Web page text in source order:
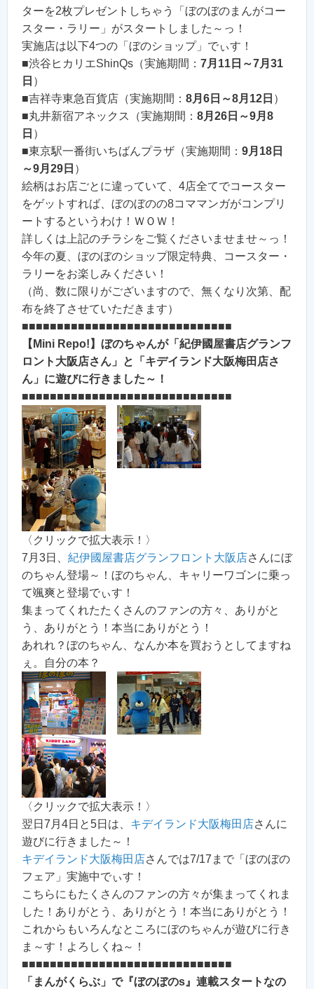
ターを2枚プレゼントしちゃう「ぼのぼのまんがコー
スター・ラリー」がスタートしました～っ！
実施店は以下4つの「ぼのショップ」でぃす！
■渋谷ヒカリエShinQs（実施期間： 7月11日～7月31
日 ）
■吉祥寺東急百貨店（実施期間： 8月6日～8月12日 ）
■丸井新宿アネックス（実施期間： 8月26日～9月8
日 ）
■東京駅一番街いちばんプラザ（実施期間： 9月18日
～9月29日 ）
絵柄はお店ごとに違っていて、4店全てでコースター
をゲットすれば、ぼのぼのの8コママンガがコンプリ
ートするというわけ！ＷＯＷ！
詳しくは上記のチラシをご覧くださいませませ～っ！
今年の夏、ぼのぼのショップ限定特典、コースター・
ラリーをお楽しみください！
（尚、数に限りがございますので、無くなり次第、配
布を終了させていただきます）
■■■■■■■■■■■■■■■■■■■■■■■■■■■■■■
【Mini Repo!】ぼのちゃんが「紀伊國屋書店グランフ
ロント大阪店さん」と「キデイランド大阪梅田店さ
ん」に遊びに行きました～！
■■■■■■■■■■■■■■■■■■■■■■■■■■■■■■
〈クリックで拡大表示！〉
7月3日、 紀伊國屋書店グランフロント大阪店さんにぼ
のちゃん登場～！ぼのちゃん、キャリーワゴンに乗っ
て颯爽と登場でぃす！
集まってくれたたくさんのファンの方々、ありがと
う、ありがとう！本当にありがとう！
あれれ？ぼのちゃん、なんか本を買おうとしてますね
ぇ。自分の本？
〈クリックで拡大表示！〉
翌日7月4日と5日は、 キデイランド大阪梅田店さんに
遊びに行きました～！
キデイランド大阪梅田店さんでは7/17まで「ぼのぼの
フェア」実施中でぃす！
こちらにもたくさんのファンの方々が集まってくれま
した！ありがとう、ありがとう！本当にありがとう！
これからもいろんなところにぼのちゃんが遊びに行き
ま～す！よろしくね～！
■■■■■■■■■■■■■■■■■■■■■■■■■■■■■■
「まんがくらぶ」で『ぼのぼのs』連載スタートなの